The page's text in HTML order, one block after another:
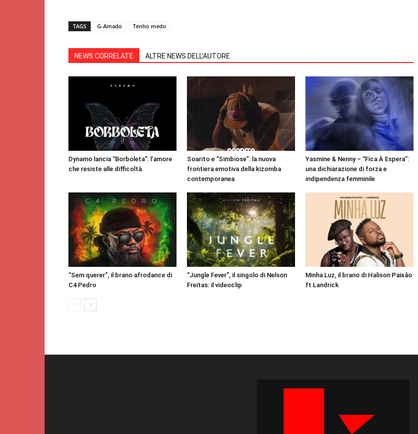
TAGS G-Amado Tenho medo
NEWS CORRELATE ALTRE NEWS DELL'AUTORE
Dynamo lancia “Borboleta”: l’amore
che resiste alle difficoltà
Soarito e “Simbiose”: la nuova
frontiera emotiva della kizomba
contemporanea
Yasmine & Nenny – “Fica À Espera”:
una dichiarazione di forza e
indipendenza femminile
“Sem querer”, il brano afrodance di
C4 Pedro
“Jungle Fever”, il singolo di Nelson
Freitas: il videoclip
Minha Luz, il brano di Halison Paixâo
ft Landrick